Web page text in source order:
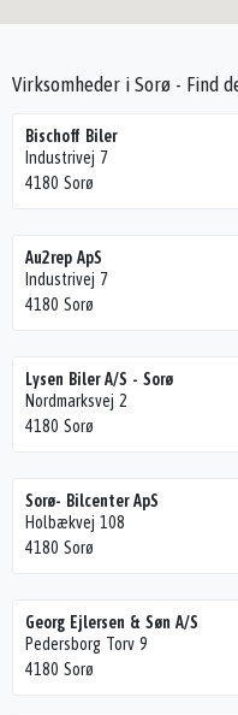
Bischoff Biler
Industrivej 7
4180 Sorø
Au2rep ApS
Industrivej 7
4180 Sorø
Lysen Biler A/S - Sorø
Nordmarksvej 2
4180 Sorø
Sorø- Bilcenter ApS
Holbækvej 108
4180 Sorø
Georg Ejlersen & Søn A/S
Pedersborg Torv 9
4180 Sorø